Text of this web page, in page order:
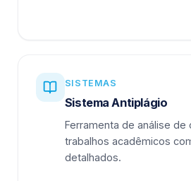
SISTEMAS
Sistema Antiplágio
Ferramenta de análise de
trabalhos acadêmicos
detalhados.